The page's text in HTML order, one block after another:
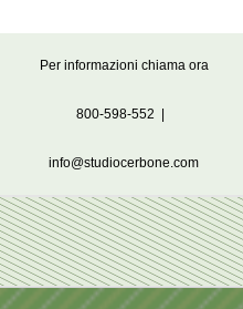
Per informazioni chiama ora
800-598-552
info@studiocerbone.com